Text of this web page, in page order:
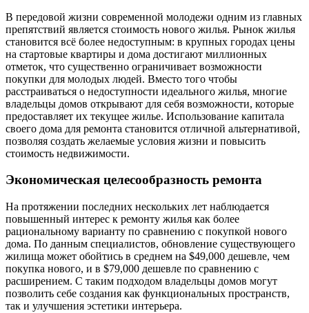
В передовой жизни современной молодежи одним из главных
препятствий является стоимость нового жилья. Рынок жилья
становится всё более недоступным: в крупных городах цены
на стартовые квартиры и дома достигают миллионных
отметок, что существенно ограничивает возможности
покупки для молодых людей. Вместо того чтобы
расстраиваться о недоступности идеального жилья, многие
владельцы домов открывают для себя возможности, которые
предоставляет их текущее жилье. Использование капитала
своего дома для ремонта становится отличной альтернативой,
позволяя создать желаемые условия жизни и повысить
стоимость недвижимости.
Экономическая целесообразность ремонта
На протяжении последних нескольких лет наблюдается
повышенный интерес к ремонту жилья как более
рациональному варианту по сравнению с покупкой нового
дома. По данным специалистов, обновление существующего
жилища может обойтись в среднем на $49,000 дешевле, чем
покупка нового, и в $79,000 дешевле по сравнению с
расширением. С таким подходом владельцы домов могут
позволить себе создания как функциональных пространств,
так и улучшения эстетики интерьера.